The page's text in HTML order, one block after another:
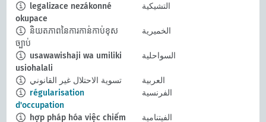
legalizace nezákonné
okupace
التشيكية
និយតភាពនៃការកាន់កាប់ខុស
ច្បាប់
الخميرية
usawawishaji wa umiliki
usiohalali
السواحلية
تسوية الاحتلال غير القانوني
العربية
régularisation
d'occupation
الفرنسية
hợp pháp hóa việc chiếm الفيتنامية